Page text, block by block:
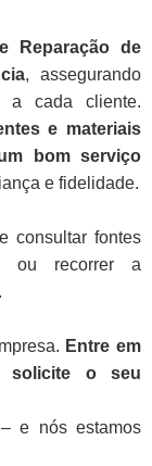
Reparação de
, assegurando
a cada cliente.
e materiais
bom serviço
e fidelidade.
consultar fontes
ou recorrer a
Entre em
solicite o seu
e nós estamos